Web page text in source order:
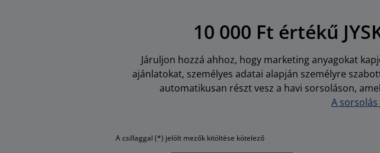
10 000 Ft értékű
Járuljon hozzá ahhoz, hogy marketing anyagokat
ajánlatokat, személyes adatai alapján személyre
automatikusan részt vesz a havi sorsoláson,
A
A csillaggal (*) jelölt mezők kitöltése kötelező